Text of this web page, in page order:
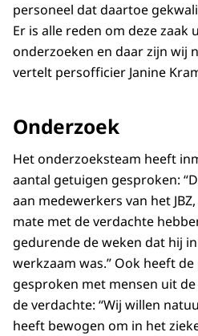
personeel dat daartoe
Er is alle reden om deze zaak
onderzoeken en daar zijn wij
vertelt persofficier Janine
Onderzoek
Het onderzoeksteam heeft
aantal getuigen gesproken:
aan medewerkers van het
mate met de verdachte
gedurende de weken dat hij
werkzaam was.” Ook heeft
gesproken met mensen uit
de verdachte: “Wij willen
heeft bewogen om in het